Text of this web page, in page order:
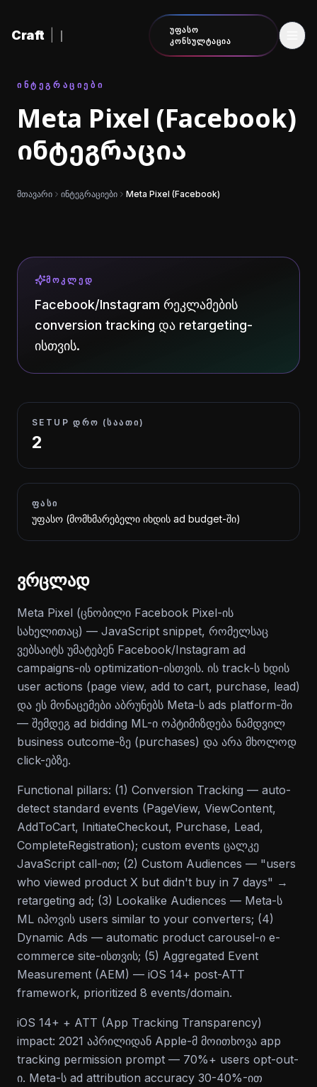
Craft
ᲣᲤᲐᲡᲝ
ᲙᲝᲜᲡᲣᲚᲢᲐᲪᲘᲐ
ᲘᲜᲢᲔᲒᲠᲐᲪᲘᲔᲑᲘ
Meta Pixel (Facebook)
ინტეგრაცია
მთავარი ინტეგრაციები Meta Pixel (Facebook)
ᲛᲝᲙᲚᲔᲓ
Facebook/Instagram რეკლამების
conversion tracking და retargeting-
ისთვის.
SETUP ᲓᲠᲝ (ᲡᲐᲐᲗᲘ)
2
ᲤᲐᲡᲘ
უფასო (მომხმარებელი იხდის ad budget-ში)
ვრცლად
Meta Pixel (ცნობილი Facebook Pixel-ის
სახელითაც) — JavaScript snippet, რომელსაც
ვებსაიტს უმატებენ Facebook/Instagram ad
campaigns-ის optimization-ისთვის. ის track-ს ხდის
user actions (page view, add to cart, purchase, lead)
და ეს მონაცემები აბრუნებს Meta-ს ads platform-ში
— შემდეგ ad bidding ML-ი ოპტიმიზდება ნამდვილ
business outcome-ზე (purchases) და არა მხოლოდ
click-ებზე.
Functional pillars: (1) Conversion Tracking — auto-
detect standard events (PageView, ViewContent,
AddToCart, InitiateCheckout, Purchase, Lead,
CompleteRegistration); custom events ცალკე
JavaScript call-ით; (2) Custom Audiences — "users
who viewed product X but didn't buy in 7 days" →
retargeting ad; (3) Lookalike Audiences — Meta-ს
ML იპოვის users similar to your converters; (4)
Dynamic Ads — automatic product carousel-ი e-
commerce site-ისთვის; (5) Aggregated Event
Measurement (AEM) — iOS 14+ post-ATT
framework, prioritized 8 events/domain.
iOS 14+ + ATT (App Tracking Transparency)
impact: 2021 აპრილიდან Apple-მ მოითხოვა app
tracking permission prompt — 70%+ users opt-out-
ი. Meta-ს ad attribution accuracy 30-40%-ით